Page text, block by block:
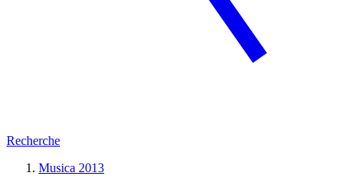
Recherche
Musica 2013